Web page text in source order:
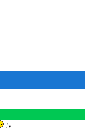
:'v